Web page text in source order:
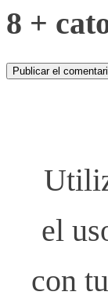
8 +
el
con